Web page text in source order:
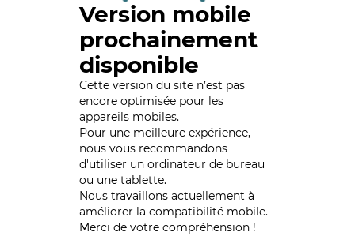
Version mobile
prochainement
disponible
Cette version du site n’est pas
encore optimisée pour les
appareils mobiles.
Pour une meilleure expérience,
nous vous recommandons
d'utiliser un ordinateur de bureau
ou une tablette.
Nous travaillons actuellement à
améliorer la compatibilité mobile.
Merci de votre compréhension !